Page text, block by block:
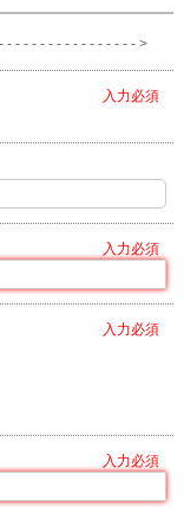
- - - - - - - - - - - - - - - >